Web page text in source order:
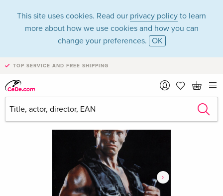
This site uses cookies. Read our privacy policy to learn
more about how we use cookies and how you can
change your preferences. OK
TOP SERVICE AND FREE SHIPPING
›